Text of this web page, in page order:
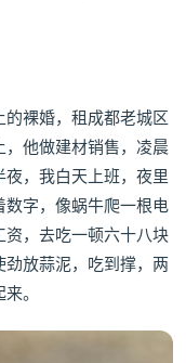
裸婚，租成都老城区
他做建材销售，凌晨
，我白天上班，夜里
字，像蜗牛爬一根电
资，去吃一顿六十八块
放蒜泥，吃到撑，两
。